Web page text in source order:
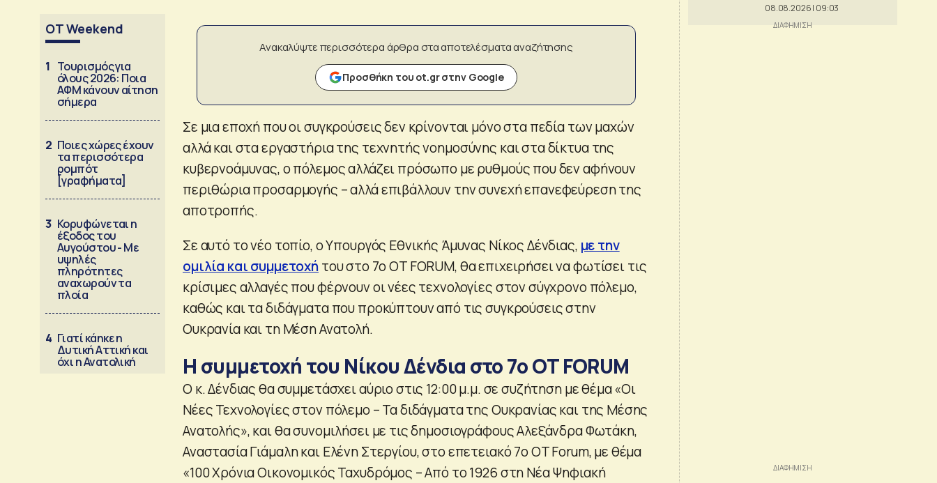
OT Weekend
1 Τουρισμός για
όλους 2026: Ποια
ΑΦΜ κάνουν αίτηση
σήμερα
2 Ποιες χώρες έχουν
τα περισσότερα
ρομπότ
[γραφήματα]
3 Κορυφώνεται η
έξοδος του
Αυγούστου - Με
υψηλές
πληρότητες
αναχωρούν τα
πλοία
4 Γιατί κάηκε η
Δυτική Αττική και
όχι η Ανατολική
Ανακαλύψτε περισσότερα άρθρα στα αποτελέσματα αναζήτησης
Προσθήκη του ot.gr στην Google
Σε μια εποχή που οι συγκρούσεις δεν κρίνονται μόνο στα πεδία των μαχών
αλλά και στα εργαστήρια της τεχνητής νοημοσύνης και στα δίκτυα της
κυβερνοάμυνας, ο πόλεμος αλλάζει πρόσωπο με ρυθμούς που δεν αφήνουν
περιθώρια προσαρμογής – αλλά επιβάλλουν την συνεχή επανεφεύρεση της
αποτροπής.
Σε αυτό το νέο τοπίο, ο Υπουργός Εθνικής Άμυνας Νίκος Δένδιας, με την
ομιλία και συμμετοχήτου στο 7ο OT FORUM, θα επιχειρήσει να φωτίσει τις
κρίσιμες αλλαγές που φέρνουν οι νέες τεχνολογίες στον σύγχρονο πόλεμο,
καθώς και τα διδάγματα που προκύπτουν από τις συγκρούσεις στην
Ουκρανία και τη Μέση Ανατολή.
Η συμμετοχή του Νίκου Δένδια στο 7ο OT FORUM
Ο κ. Δένδιας θα συμμετάσχει αύριο στις 12:00 μ.μ. σε συζήτηση με θέμα «Οι
Νέες Τεχνολογίες στον πόλεμο – Τα διδάγματα της Ουκρανίας και της Μέσης
Ανατολής», και θα συνομιλήσει με τις δημοσιογράφους Αλεξάνδρα Φωτάκη,
Αναστασία Γιάμαλη και Ελένη Στεργίου, στο επετειακό 7ο OT Forum, με θέμα
«100 Χρόνια Οικονομικός Ταχυδρόμος – Από το 1926 στη Νέα Ψηφιακή
08.08.2026 | 09:03